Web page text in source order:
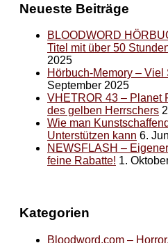
Neueste Beiträge
BLOODWORD
Titel mit über 50
2025
Hörbuch-Memory –
September 2025
VHETROR 43 – Planet
des gelben Herrschers
Wie man
Unterstützen kann 6.
NEWSFLASH –
feine Rabatte! 1.
Kategorien
Bloodword.com –